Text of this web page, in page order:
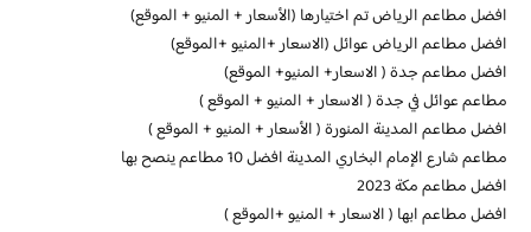
افضل مطاعم الرياض تم اختيارها (الأسعار + المنيو + الموقع)
افضل مطاعم الرياض عوائل (الاسعار +المنيو +الموقع)
افضل مطاعم جدة ( الاسعار+ المنيو+ الموقع)
مطاعم عوائل في جدة ( الاسعار + المنيو + الموقع )
افضل مطاعم المدينة المنورة ( الأسعار + المنيو + الموقع )
مطاعم شارع الإمام البخاري المدينة افضل 10 مطاعم ينصح بها
افضل مطاعم مكة 2023
افضل مطاعم ابها ( الاسعار + المنيو +الموقع )